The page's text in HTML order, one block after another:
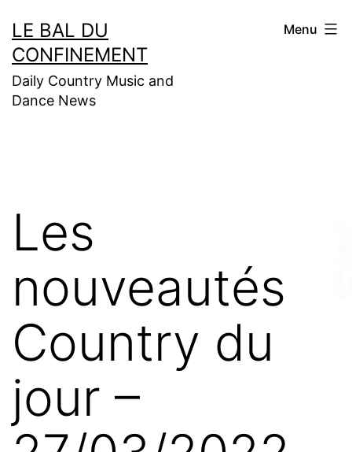
au
contenu
LE BAL DU
CONFINEMENT
Daily Country Music and
Dance News
Menu
Les
nouveautés
Country du
jour –